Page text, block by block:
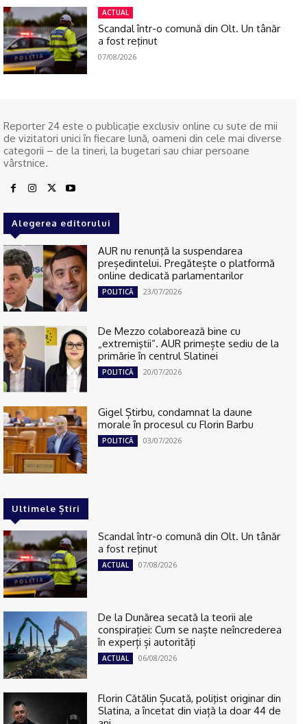
ACTUAL
Scandal într-o comună din Olt. Un tânăr
a fost reţinut
07/08/2026
Reporter 24 este o publicaţie exclusiv online cu sute de mii
de vizitatori unici în fiecare lună, oameni din cele mai diverse
categorii – de la tineri, la bugetari sau chiar persoane
vârstnice.
Alegerea editorului
AUR nu renunţă la suspendarea
președintelui. Pregătește o platformă
online dedicată parlamentarilor
POLITICĂ 23/07/2026
De Mezzo colaborează bine cu
„extremiştii“. AUR primește sediu de la
primărie în centrul Slatinei
POLITICĂ 20/07/2026
Gigel Știrbu, condamnat la daune
morale în procesul cu Florin Barbu
POLITICĂ 03/07/2026
Ultimele Știri
Scandal într-o comună din Olt. Un tânăr
a fost reţinut
ACTUAL 07/08/2026
De la Dunărea secată la teorii ale
conspirației: Cum se naște neîncrederea
în experți și autorități
ACTUAL 06/08/2026
Florin Cătălin Șucată, poliţist originar din
Slatina, a încetat din viață la doar 44 de